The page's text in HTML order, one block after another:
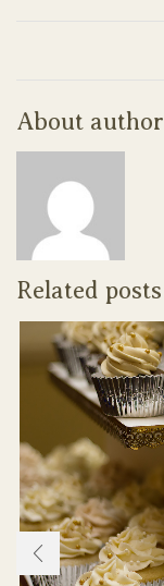
About author
Related posts